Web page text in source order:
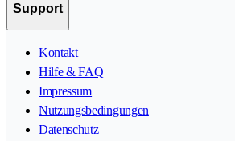
Support
Kontakt
Hilfe & FAQ
Impressum
Nutzungsbedingungen
Datenschutz